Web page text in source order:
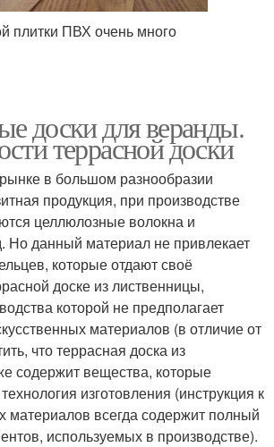
плитки ПВХ очень много
доски для веранды.
террасной доски
в большом разнообразии
продукция, при производстве
целлюлозные волокна и
Но данный материал не привлекает
которые отдают своё
доске из лиственницы,
которой не предполагает
материалов (в отличие от
что террасная доска из
содержит вещества, которые
изготовления (инструкция к
материалов всегда содержит полный
используемых в производстве).